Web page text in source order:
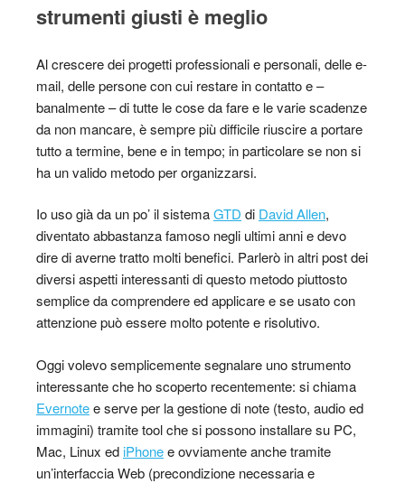
strumenti giusti è meglio
Al crescere dei progetti professionali e personali, delle e-
mail, delle persone con cui restare in contatto e –
banalmente – di tutte le cose da fare e le varie scadenze
da non mancare, è sempre più difficile riuscire a portare
tutto a termine, bene e in tempo; in particolare se non si
ha un valido metodo per organizzarsi.
Io uso già da un po’ il sistemaGTD di David Allen,
diventato abbastanza famoso negli ultimi anni e devo
dire di averne tratto molti benefici. Parlerò in altri post dei
diversi aspetti interessanti di questo metodo piuttosto
semplice da comprendere ed applicare e se usato con
attenzione può essere molto potente e risolutivo.
Oggi volevo semplicemente segnalare uno strumento
interessante che ho scoperto recentemente: si chiama
Evernotee serve per la gestione di note (testo, audio ed
immagini) tramite tool che si possono installare su PC,
Mac, Linux ed iPhonee ovviamente anche tramite
un’interfaccia Web (precondizione necessaria e